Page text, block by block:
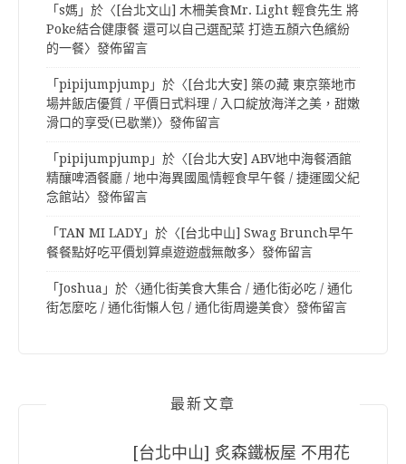
「s媽 」於〈 [台北文山] 木柵美食Mr. Light 輕食先生 將
Poke結合健康餐 還可以自己選配菜 打造五顏六色繽紛
的一餐〉發佈留言
「pipijumpjump 」於〈 [台北大安] 築の藏 東京築地市
場丼飯店優質 / 平價日式料理 / 入口綻放海洋之美，甜嫩
滑口的享受(已歇業)〉發佈留言
「pipijumpjump 」於〈 [台北大安] ABV地中海餐酒館
精釀啤酒餐廳 / 地中海異國風情輕食早午餐 / 捷運國父紀
念館站〉發佈留言
「TAN MI LADY」於〈 [台北中山] Swag Brunch早午
餐餐點好吃平價划算桌遊遊戲無敵多〉發佈留言
「Joshua 」於〈通化街美食大集合 / 通化街必吃 / 通化
街怎麼吃 / 通化街懶人包 / 通化街周邊美食〉發佈留言
最新文章
[台北中山] 炙森鐵板屋 不用花